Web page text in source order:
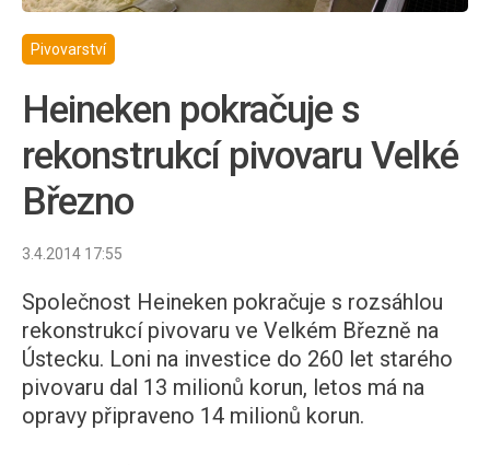
Pivovarství
Heineken pokračuje s
rekonstrukcí pivovaru Velké
Březno
3.4.2014 17:55
Společnost Heineken pokračuje s rozsáhlou
rekonstrukcí pivovaru ve Velkém Březně na
Ústecku. Loni na investice do 260 let starého
pivovaru dal 13 milionů korun, letos má na
opravy připraveno 14 milionů korun.